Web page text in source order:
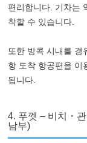
편리합니다. 기차는
착할 수 있습니다.
또한 방콕 시내를 경
항 도착 항공편을 이
됩니다.
4. 푸껫 – 비치・
남부)